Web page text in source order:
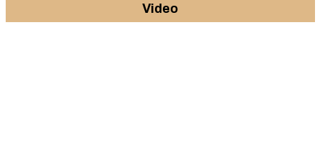
Video